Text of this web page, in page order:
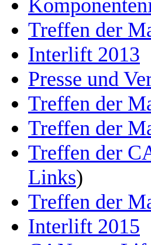
Treffen der
Interlift 2013
Presse und
Treffen der
Treffen der
Treffen der
Links)
Treffen der
Interlift 2015